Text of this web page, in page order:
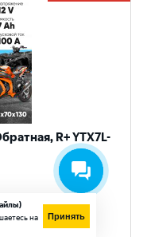
R+ YTX7L-
на
Принять